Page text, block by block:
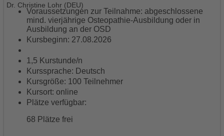
Dr. Christine Lohr (DEU)
Voraussetzungen zur Teilnahme: abgeschlossene
mind. vierjährige Osteopathie-Ausbildung oder in
Ausbildung an der OSD
Kursbeginn: 27.08.2026
1,5 Kurstunde/n
Kurssprache: Deutsch
Kursgröße: 100 Teilnehmer
Kursort: online
Plätze verfügbar:
68 Plätze frei